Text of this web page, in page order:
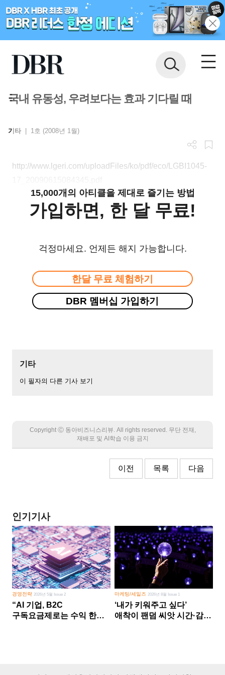
국내 유동성, 우려보다는 효과 기다릴 때
기타 1호 (2008년 1월)
http://www.lgeri.com/uploadFiles/ko/pdf/eco/LGBI1045-
15,000개의 아티클을 제대로 즐기는 방법
가입하면, 한 달 무료!
걱정마세요. 언제든 해지 가능합니다.
한달 무료 체험하기
DBR 멤버십 가입하기
기타
이 필자의 다른 기사 보기
Copyright Ⓒ 동아비즈니스리뷰. All rights reserved. 무단 전재,
재배포 및 AI학습 이용 금지
이전 목록 다음
인기기사
경영전략 2026년 5월 Issue 2
“AI 기업, B2C
구독요금제로는 수익 한계
마케팅/세일즈 2026년 8월 Issue 1
‘내가 키워주고 싶다’
애착이 팬덤 씨앗 시간·감정